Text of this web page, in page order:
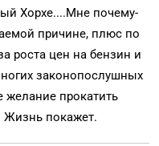
Хорхе....Мне почему-
причине, плюс по
роста цен на бензин и
законопослушных
желание прокатить
Жизнь покажет.